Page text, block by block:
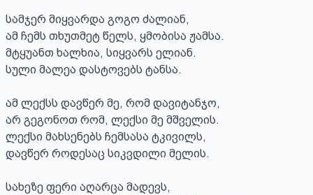
სამჯერ მიყვარდა გოგო ძალიან,
ამ ჩემს თხუთმეტ წელს, ყმობისა ჟამსა.
მტყუანთ ხალხია, სიყვარს ელიან.
სული მალეა დასტოვებს ტანსა.
ამ ლექსს დავწერ მე, რომ დავიტანჯო,
არ გეგონოთ რომ, ლექსი მე მშველის.
ლექსი მახსენებს ჩემსასა ტკივილს,
დავწერ როდესაც სიკვდილი მელის.
სახეზე ფერი აღარცა მადევს,